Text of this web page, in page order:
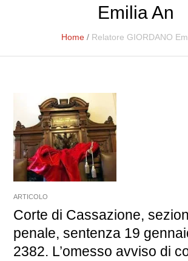
Emilia An
Home / Relatore GIORDANO
ARTICOLO
Corte di Cassazione,
penale, sentenza 19
2382. L’omesso avviso di